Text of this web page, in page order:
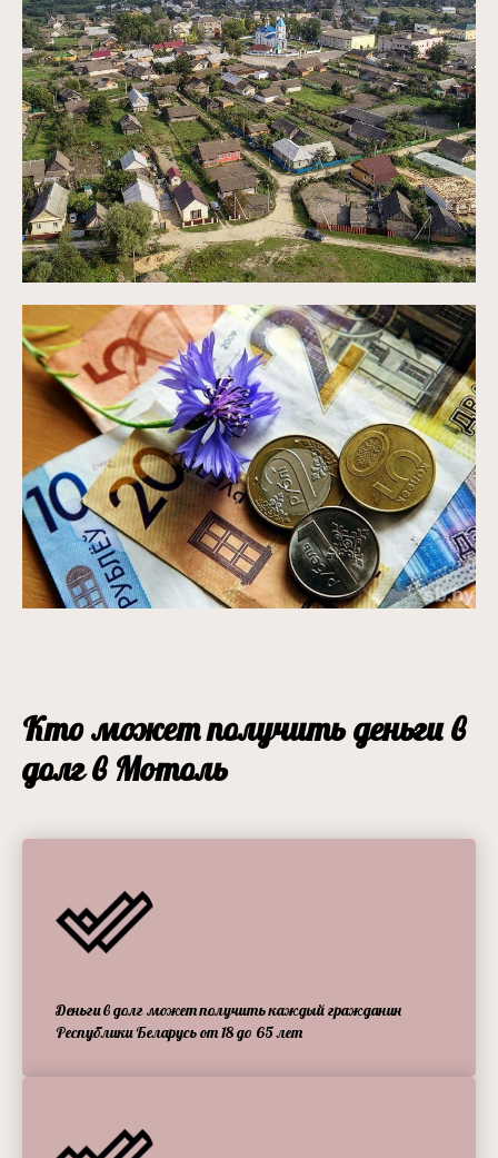
Кто может получить деньги в
долг в Мотоль
Деньги в долг может получить каждый гражданин
Республики Беларусь от 18 до 65 лет